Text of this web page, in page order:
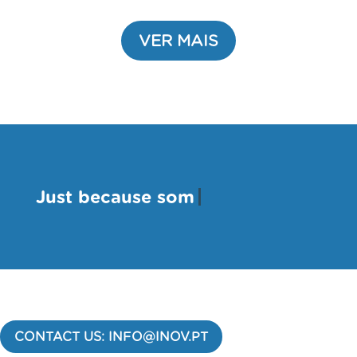
VER MAIS
- Thomas Ed
CONTACT US: INFO@INOV.PT